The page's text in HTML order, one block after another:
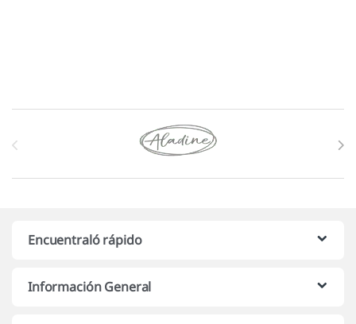
Marcas De Carrusel
Encuentraló rápido
Información General